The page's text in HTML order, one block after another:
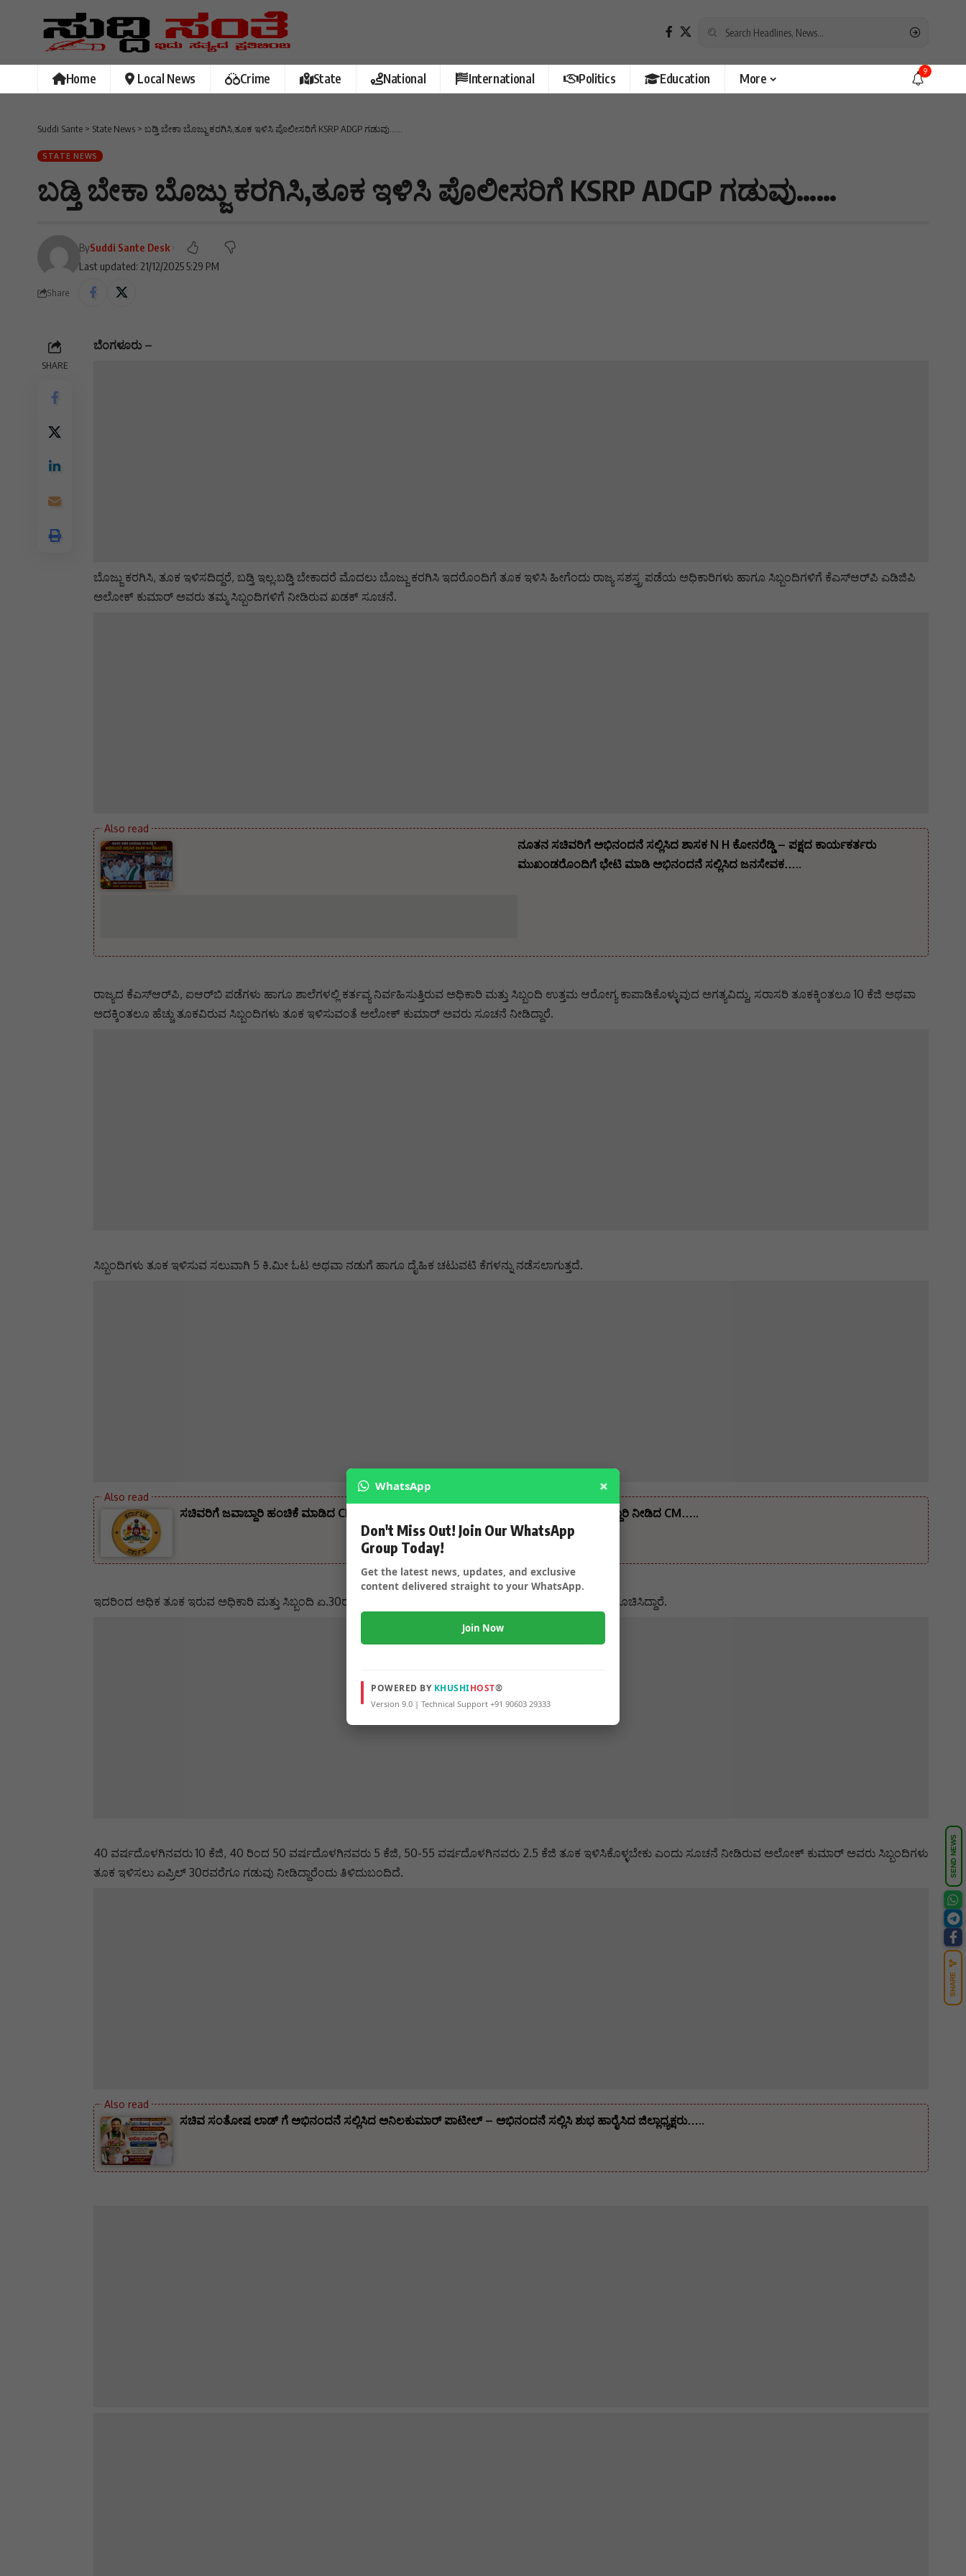
Home Local News Crime State National International Politics Education More 9
Suddi Sante > State News > ಬಡ್ತಿ ಬೇಕಾ ಬೊಜ್ಜು ಕರಗಿಸಿ,ತೂಕ ಇಳಿಸಿ ಪೊಲೀಸರಿಗೆ KSRP ADGP ಗಡುವು……
STATE NEWS
ಬಡ್ತಿ ಬೇಕಾ ಬೊಜ್ಜು ಕರಗಿಸಿ,ತೂಕ ಇಳಿಸಿ ಪೊಲೀಸರಿಗೆ KSRP ADGP ಗಡುವು……
Last updated: 21/12/2025 5:29 PM
BySuddi Sante Desk
Share
SHARE
ಬೆಂಗಳೂರು –
ಬೊಜ್ಜು ಕರಗಿಸಿ, ತೂಕ ಇಳಿಸದಿದ್ದರೆ, ಬಡ್ತಿ ಇಲ್ಲ.ಬಡ್ತಿ ಬೇಕಾದರೆ ಮೊದಲು ಬೊಜ್ಜು ಕರಗಿಸಿ ಇದರೊಂದಿಗೆ ತೂಕ ಇಳಿಸಿ ಹೀಗೆಂದು ರಾಜ್ಯ ಸಶಸ್ತ್ರ ಪಡೆಯ ಅಧಿಕಾರಿಗಳು ಹಾಗೂ ಸಿಬ್ಬಂದಿಗಳಿಗೆ ಕೆಎಸ್‌ಆರ್‌ಪಿ ಎಡಿಜಿಪಿ
ಅಲೋಕ್ ಕುಮಾರ್ ಅವರು ತಮ್ಮ ಸಿಬ್ಬಂದಿಗಳಿಗೆ ನೀಡಿರುವ ಖಡಕ್ ಸೂಚನೆ.
ನೂತನ ಸಚಿವರಿಗೆ ಅಭಿನಂದನೆ ಸಲ್ಲಿಸಿದ ಶಾಸಕ N H ಕೋನರೆಡ್ಡಿ – ಪಕ್ಷದ ಕಾರ್ಯಕರ್ತರು
ಮುಖಂಡರೊಂದಿಗೆ ಭೇಟಿ ಮಾಡಿ ಅಭಿನಂದನೆ ಸಲ್ಲಿಸಿದ ಜನಸೇವಕ…..
ರಾಜ್ಯದ ಕೆಎಸ್‌ಆರ್‌ಪಿ, ಐಆರ್‌ಬಿ ಪಡೆಗಳು ಹಾಗೂ ಶಾಲೆಗಳಲ್ಲಿ ಕರ್ತವ್ಯ ನಿರ್ವಹಿಸುತ್ತಿರುವ ಅಧಿಕಾರಿ ಮತ್ತು ಸಿಬ್ಬಂದಿ ಉತ್ತಮ ಆರೋಗ್ಯ ಕಾಪಾಡಿಕೊಳ್ಳುವುದ ಅಗತ್ಯವಿದ್ದು, ಸರಾಸರಿ ತೂಕಕ್ಕಿಂತಲೂ 10 ಕೆಜಿ ಅಥವಾ
ಅದಕ್ಕಿಂತಲೂ ಹೆಚ್ಚು ತೂಕವಿರುವ ಸಿಬ್ಬಂದಿಗಳು ತೂಕ ಇಳಿಸುವಂತೆ ಅಲೋಕ್ ಕುಮಾರ್ ಅವರು ಸೂಚನೆ ನೀಡಿದ್ದಾರೆ.
ಸಿಬ್ಬಂದಿಗಳು ತೂಕ ಇಳಿಸುವ ಸಲುವಾಗಿ 5 ಕಿ.ಮೀ ಓಟ ಅಥವಾ ನಡುಗೆ ಹಾಗೂ ದೈಹಿಕ ಚಟುವಟಿ ಕೆಗಳನ್ನು ನಡೆಸಲಾಗುತ್ತದೆ.
ಸಚಿವರಿಗೆ ಜವಾಬ್ದಾರಿ ಹಂಚಿಕೆ ಮಾಡಿದ CM – ಸಚಿವ ಸಂಪುಟ ವಿಸ್ತರಣೆ ಬೆನ್ನಲ್ಲೇ ಸಚಿವರಿಗೆ ಮಹತ್ವದ ಜವಾಬ್ದಾರಿ ನೀಡಿದ CM…..
ಇದರಿಂದ ಅಧಿಕ ತೂಕ ಇರುವ ಅಧಿಕಾರಿ ಮತ್ತು ಸಿಬ್ಬಂದಿ ಏ.30ರ ಒಳಗೆ ತೂಕ ಇಳಿಸಿ ಕೊಳ್ಳಬೇಕೆಂದು ಎಡಿಜಿಪಿ ಅಲೋಕ್ ಕುಮಾರ್ ಸೂಚಿಸಿದ್ದಾರೆ.
40 ವರ್ಷದೊಳಗಿನವರು 10 ಕೆಜಿ, 40 ರಿಂದ 50 ವರ್ಷದೊಳಗಿನವರು 5 ಕೆಜಿ, 50-55 ವರ್ಷದೊಳಗಿನವರು 2.5 ಕೆಜಿ ತೂಕ ಇಳಿಸಿಕೊಳ್ಳಬೇಕು ಎಂದು ಸೂಚನೆ ನೀಡಿರುವ ಅಲೋಕ್ ಕುಮಾರ್ ಅವರು ಸಿಬ್ಬಂದಿಗಳು
ತೂಕ ಇಳಿಸಲು ಏಪ್ರಿಲ್ 30ರವರೆಗೂ ಗಡುವು ನೀಡಿದ್ದಾರೆಂದು ತಿಳಿದುಬಂದಿದೆ.
ಸಚಿವ ಸಂತೋಷ ಲಾಡ್ ಗೆ ಅಭಿನಂದನೆ ಸಲ್ಲಿಸಿದ ಅನಿಲಕುಮಾರ್ ಪಾಟೀಲ್ – ಅಭಿನಂದನೆ ಸಲ್ಲಿಸಿ ಶುಭ ಹಾರೈಸಿದ ಜಿಲ್ಲಾಧ್ಯಕ್ಷರು…..
SEND NEWS
SHARE
WhatsApp ×
Don't Miss Out! Join Our WhatsApp
Group Today!
Get the latest news, updates, and exclusive
content delivered straight to your WhatsApp.
Join Now
POWERED BY KHUSHIHOST®
Version 9.0 | Technical Support +91 90603 29333